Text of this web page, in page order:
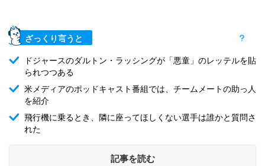
ざっくり言うと
ドジャースのダルトン・ラッシングが「悪童」のレッテルを貼
られつつある
米メディアのポッドキャスト番組では、チームメートの助っ人
を紹介
飛行機に乗るとき、隣に座ってほしくない選手は誰かと質問さ
れた
記事を読む